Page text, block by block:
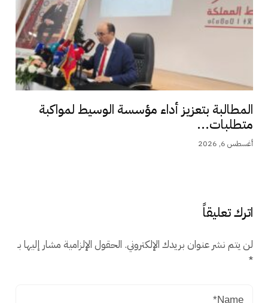
المطالبة بتعزيز أداء مؤسسة الوسيط لمواكبة
متطلبات...
أغسطس 6, 2026
اترك تعليقاً
لن يتم نشر عنوان بريدك الإلكتروني. الحقول الإلزامية مشار إليها بـ
*